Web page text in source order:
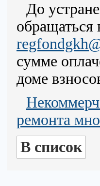
До
обращаться
сумме
доме
ремонта
В список